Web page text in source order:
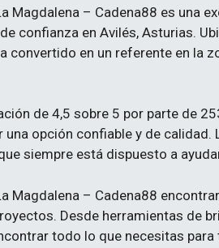
Magdalena – Cadena88 es una
confianza en Avilés, Asturias.
convertido en un referente en la
de 4,5 sobre 5 por parte de
una opción confiable y de
siempre está dispuesto a
Magdalena – Cadena88
Desde herramientas de
todo lo que necesitas